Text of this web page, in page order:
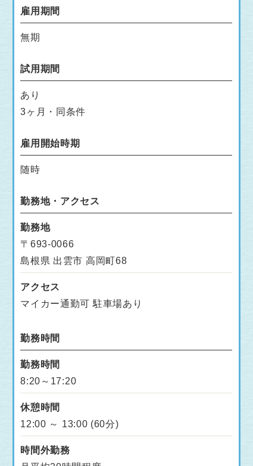
雇用期間
無期
試用期間
あり
3ヶ月・同条件
雇用開始時期
随時
勤務地・アクセス
勤務地
〒693-0066
島根県 出雲市 高岡町68
アクセス
マイカー通勤可 駐車場あり
勤務時間
勤務時間
8:20～17:20
休憩時間
12:00 ～ 13:00 (60分)
時間外勤務